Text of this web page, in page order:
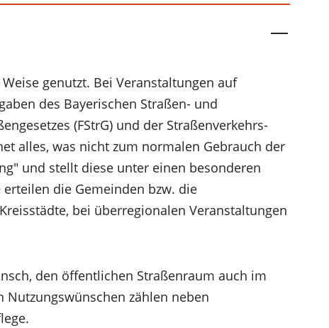
genutzt. Bei Veranstaltungen auf
des Bayerischen Straßen- und
(FStrG) und der Straßenverkehrs-
alles, was nicht zum normalen Gebrauch der
und stellt diese unter einen besonderen
die Gemeinden bzw. die
bei überregionalen Veranstaltungen
den öffentlichen Straßenraum auch im
Nutzungswünschen zählen neben